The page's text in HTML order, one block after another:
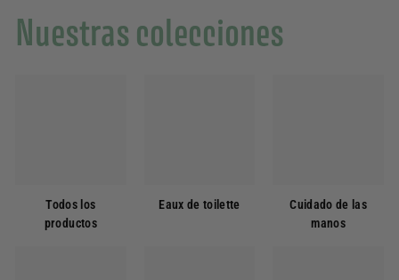
Nuestras colecciones
Todos los
productos
Eaux de toilette
Cuidado de las
manos